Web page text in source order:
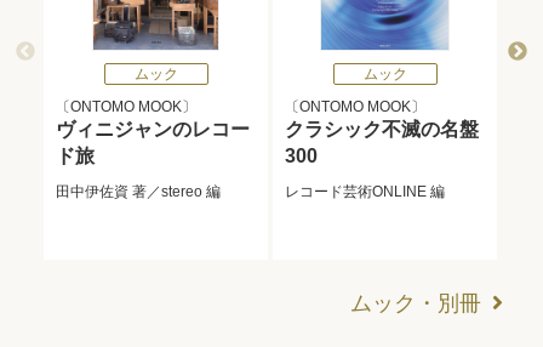
ムック
ONTOMO MOOK
ヴィニジャンのレコー
ド旅
田中伊佐資著／stereo編
ムック
ONTOMO MOOK
クラシック不滅の名盤
300
レコード芸術ONLINE編
ムック・別冊